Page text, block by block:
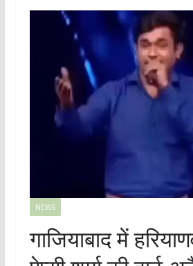
NEWS
गाजियाबाद में